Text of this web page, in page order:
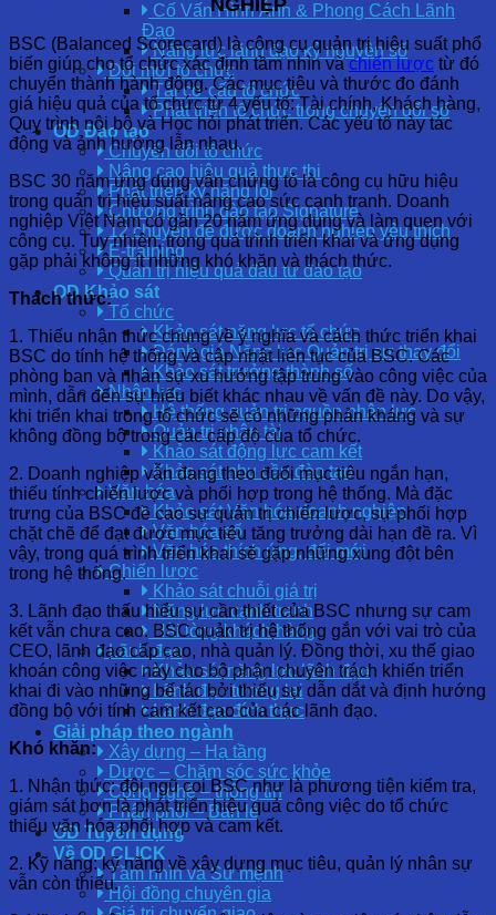
Cố Vấn Hình Ảnh & Phong Cách Lãnh
Đạo
Năng lực lãnh đạo kỷ nguyên số
Đổi mới tổ chức
Tái cơ cấu tổ chức
Phát triển tổ chức trong chuyển đổi số
OD Đào tạo
Chuyển đổi tổ chức
Nâng cao hiệu quả thực thi
Phát triển kỹ năng lõi
Chương trình đào tạo Signature
12 chuyên đề được doanh nghiệp yêu thích
E-training
Quản trị hiệu quả đầu tư đào tạo
OD Khảo sát
Tổ chức
Khảo sát năng lực tổ chức
Đánh giá Năng lực Quản trị sự thay đổi
Khảo sát trưởng thành số
Nhân lực
Hệ thống quản trị nguồn nhân lực
Quản trị nhân tài
Khảo sát động lực cam kết
Khảo sát nhu cầu đào tạo
Văn hóa
Khảo sát Văn hóa doanh nghiệp
Văn hóa số
Văn hóa thích ứng, đổi mới
Chiến lược
Khảo sát chuỗi giá trị
Năng lực cạnh tranh
Hài lòng khách hàng
Lãnh đạo
Khảo sát năng lực lãnh đạo
Lãnh đạo tương lai
Lãnh đạo đích thực
Giải pháp theo ngành
Xây dựng – Hạ tầng
Dược – Chăm sóc sức khỏe
Công nghệ – thông tin
Phân phối – Bán lẻ
OD Tuyển dụng
Về OD CLICK
Tầm nhìn và Sứ mệnh
Hội đồng chuyên gia
BSC (Balanced Scorecard) là công cụ quản trị hiệu suất phổ
biến giúp cho tổ chức xác định tầm nhìn vàchiến lược từ đó
chuyển thành hành động. Các mục tiêu và thước đo đánh
giá hiệu quả của tổ chức từ 4 yếu tố: Tài chính, Khách hàng,
Quy trình nội bộ và Học hỏi phát triển. Các yếu tố này tác
động và ảnh hưởng lẫn nhau.
BSC 30 năm ứng dụng vẫn chứng tỏ là công cụ hữu hiệu
trong quản trị hiệu suất nâng cao sức cạnh tranh. Doanh
nghiệp Việt Nam có gần 20 năm ứng dụng và làm quen với
công cụ. Tuy nhiên, trong quá trình triển khai và ứng dụng
gặp phải không ít những khó khăn và thách thức.
Thách thức:
1. Thiếu nhận thức chung về ý nghĩa và cách thức triển khai
BSC do tính hệ thống và cập nhật liên tục của BSC. Các
phòng ban và nhân sự xu hướng tập trung vào công việc của
mình, dẫn đến sự hiểu biết khác nhau về vấn đề này. Do vậy,
khi triển khai trong tổ chức sẽ có những phản kháng và sự
không đồng bộ trong các cấp độ của tổ chức.
2. Doanh nghiệp vẫn đang theo đuổi mục tiêu ngắn hạn,
thiếu tính chiến lược và phối hợp trong hệ thống. Mà đặc
trưng của BSC đề cao sự quản trị chiến lược, sự phối hợp
chặt chẽ để đạt được mục tiêu tăng trưởng dài hạn đề ra. Vì
vậy, trong quá trình triển khai sẽ gặp những xung đột bên
trong hệ thống.
3. Lãnh đạo thấu hiểu sự cần thiết của BSC nhưng sự cam
kết vẫn chưa cao. BSC quản trị hệ thống gắn với vai trò của
CEO, lãnh đạo cấp cao, nhà quản lý. Đồng thời, xu thế giao
khoán công việc này cho bộ phận chuyên trách khiến triển
khai đi vào những bế tác bởi thiếu sự dẫn dắt và định hướng
đồng bộ với tính cam kết cao của các lãnh đạo.
Khó khăn:
1. Nhận thức: đội ngũ coi BSC như là phương tiện kiểm tra,
giám sát hơn là phát triển hiệu quả công việc do tổ chức
thiếu văn hóa phối hợp và cam kết.
2. Kỹ năng: kỹ năng về xây dựng mục tiêu, quản lý nhân sự
vẫn còn thiếu.